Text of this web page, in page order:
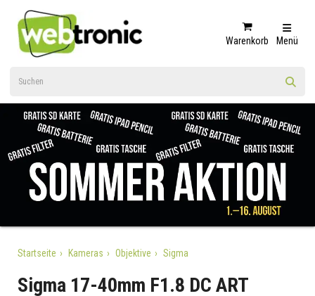
Warenkorb Menü
Startseite Kameras Objektive Sigma
Sigma 17-40mm F1.8 DC ART